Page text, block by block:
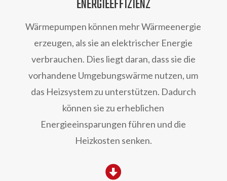
ENERGIEEFFIZIENZ
Wärmepumpen können mehr Wärmeenergie
erzeugen, als sie an elektrischer Energie
verbrauchen. Dies liegt daran, dass sie die
vorhandene Umgebungswärme nutzen, um
das Heizsystem zu unterstützen. Dadurch
können sie zu erheblichen
Energieeinsparungen führen und die
Heizkosten senken.
